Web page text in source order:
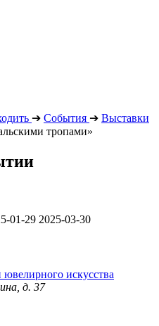
➔ События ➔ Выставки
тропами»
01-29 2025-03-30
искусства
д. 37